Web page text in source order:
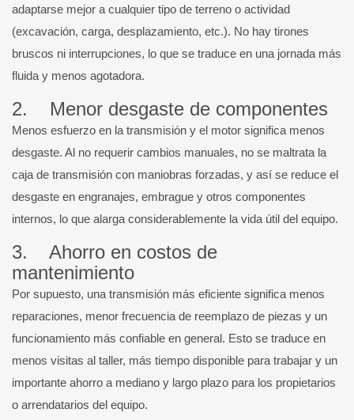
adaptarse mejor a cualquier tipo de terreno o actividad
(excavación, carga, desplazamiento, etc.). No hay tirones
bruscos ni interrupciones, lo que se traduce en una jornada más
fluida y menos agotadora.
2. Menor desgaste de componentes
Menos esfuerzo en la transmisión y el motor significa menos
desgaste. Al no requerir cambios manuales, no se maltrata la
caja de transmisión con maniobras forzadas, y así se reduce el
desgaste en engranajes, embrague y otros componentes
internos, lo que alarga considerablemente la vida útil del equipo.
3. Ahorro en costos de
mantenimiento
Por supuesto, una transmisión más eficiente significa menos
reparaciones, menor frecuencia de reemplazo de piezas y un
funcionamiento más confiable en general. Esto se traduce en
menos visitas al taller, más tiempo disponible para trabajar y un
importante ahorro a mediano y largo plazo para los propietarios
o arrendatarios del equipo.